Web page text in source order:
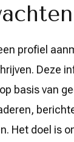
profiel
Deze
basis van
Het doel is